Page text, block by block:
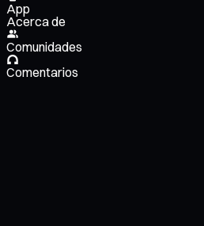
App
Acerca de
Comunidades
Comentarios